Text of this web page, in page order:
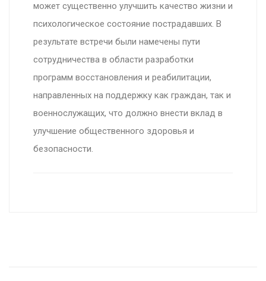
может существенно улучшить качество жизни и
психологическое состояние пострадавших. В
результате встречи были намечены пути
сотрудничества в области разработки
программ восстановления и реабилитации,
направленных на поддержку как граждан, так и
военнослужащих, что должно внести вклад в
улучшение общественного здоровья и
безопасности.